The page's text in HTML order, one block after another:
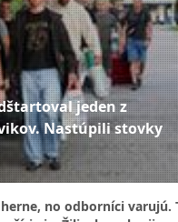
jeden z
Nastúpili stovky
no odborníci varujú.